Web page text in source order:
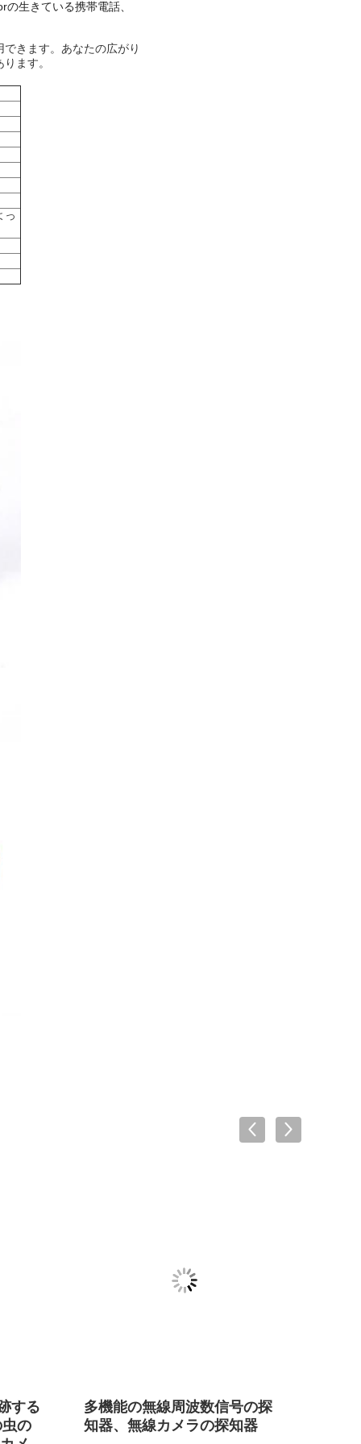
生きている携帯電話、
きます。あなたの広がり
ます。
っ
する
の
多機能の無線周波数信号の探
知器、無線カメラの探知器